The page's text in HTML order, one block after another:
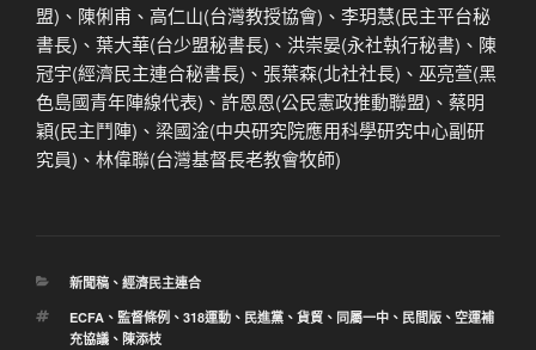
盟)、陳俐甫、高仁山(台灣教授協會)、李玥慧(民主平台秘
書長)、葉大華(台少盟秘書長)、洪崇晏(永社執行秘書)、陳
冠宇(經濟民主連合秘書長)、張葉森(北社社長)、巫亮萱(黑
色島國青年陣線代表)、許恩恩(公民憲政推動聯盟)、蔡明
穎(民主鬥陣)、梁國淦(中央研究院應用科學研究中心副研
究員)、林偉聯(台灣基督長老教會牧師)
分
新聞稿、 經濟民主連合
標
籤
ECFA、 監督條例 、 318運動、 民進黨、 貨貿、 同屬一中、 民間版、 空運補
充協議、 陳添枝